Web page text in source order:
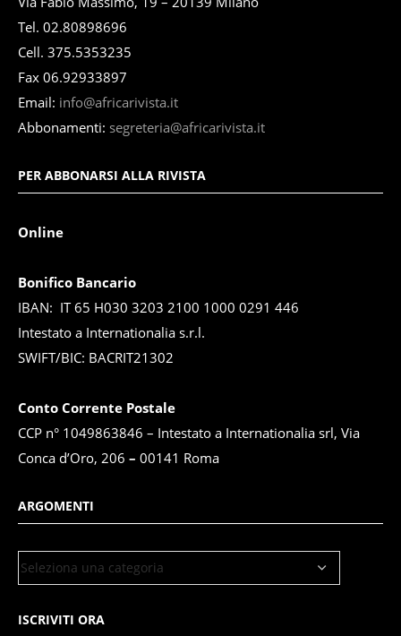
Tel. 02.80898696
Cell. 375.5353235
Fax 06.92933897
Email: info@africarivista.it
Abbonamenti: segreteria@africarivista.it
PER ABBONARSI ALLA RIVISTA
Online
Bonifico Bancario
IBAN: IT 65 H030 3203 2100 1000 0291 446
Intestato a Internationalia s.r.l.
SWIFT/BIC: BACRIT21302
Conto Corrente Postale
CCP n° 1049863846 – Intestato a Internationalia srl, Via
Conca d’Oro, 206 – 00141 Roma
ARGOMENTI
ISCRIVITI ORA